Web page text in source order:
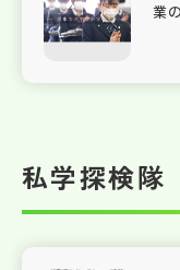
業
私学探検隊